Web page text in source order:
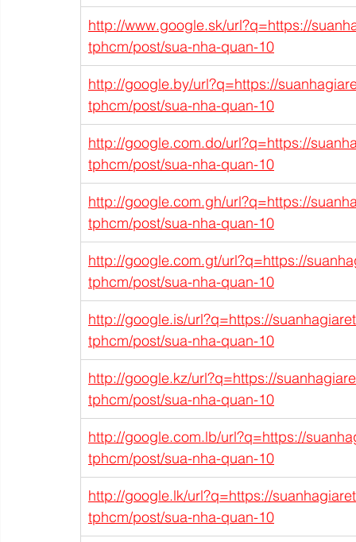
http://www.google.sk/url?q=https://
tphcm/post/sua-nha-quan-10
http://google.by/url?q=https://
tphcm/post/sua-nha-quan-10
http://google.com.do/url?q=https://
tphcm/post/sua-nha-quan-10
http://google.com.gh/url?q=https://
tphcm/post/sua-nha-quan-10
http://google.com.gt/url?q=https://
tphcm/post/sua-nha-quan-10
http://google.is/url?q=https://
tphcm/post/sua-nha-quan-10
http://google.kz/url?q=https://
tphcm/post/sua-nha-quan-10
http://google.com.lb/url?q=https://
tphcm/post/sua-nha-quan-10
http://google.lk/url?q=https://
tphcm/post/sua-nha-quan-10